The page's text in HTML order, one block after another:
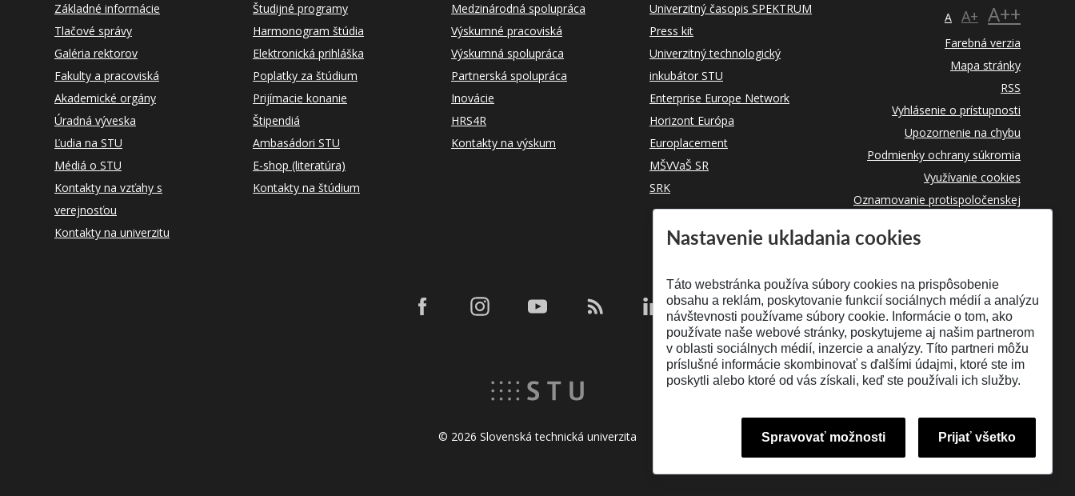
Základné informácie
Tlačové správy
Galéria rektorov
Fakulty a pracoviská
Akademické orgány
Úradná výveska
Ľudia na STU
Médiá o STU
Kontakty na vzťahy s
verejnosťou
Kontakty na univerzitu
Študijné programy
Harmonogram štúdia
Elektronická prihláška
Poplatky za štúdium
Prijímacie konanie
Štipendiá
Ambasádori STU
E-shop (literatúra)
Kontakty na štúdium
Medzinárodná spolupráca
Výskumné pracoviská
Výskumná spolupráca
Partnerská spolupráca
Inovácie
HRS4R
Kontakty na výskum
Univerzitný časopis SPEKTRUM
Press kit
Univerzitný technologický
inkubátor STU
Enterprise Europe Network
Horizont Európa
Europlacement
MŠVVaŠ SR
SRK
A A+ A++
Farebná verzia
Mapa stránky
RSS
Vyhlásenie o prístupnosti
Upozornenie na chybu
Podmienky ochrany súkromia
Využívanie cookies
Oznamovanie protispoločenskej
© 2026 Slovenská technická univerzita
Nastavenie ukladania cookies
Táto webstránka používa súbory cookies na prispôsobenie
obsahu a reklám, poskytovanie funkcií sociálnych médií a analýzu
návštevnosti používame súbory cookie. Informácie o tom, ako
používate naše webové stránky, poskytujeme aj našim partnerom
v oblasti sociálnych médií, inzercie a analýzy. Títo partneri môžu
príslušné informácie skombinovať s ďalšími údajmi, ktoré ste im
poskytli alebo ktoré od vás získali, keď ste používali ich služby.
Spravovať možnosti Prijať všetko